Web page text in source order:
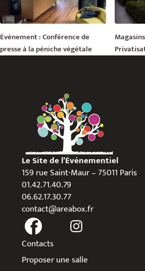
Événement : Conférence de
presse à la péniche végétale
Le Site de l’Événementiel
159 rue Saint-Maur – 75011 Paris
01.42.71.40.79
06.62.17.30.77
contact@areabox.fr
Contacts
Proposer une salle